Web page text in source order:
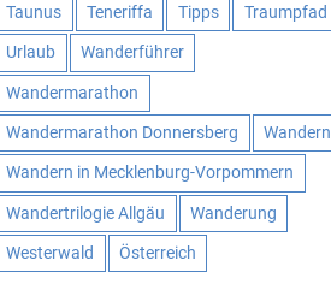
Taunus Teneriffa Tipps Traumpfad
Urlaub Wanderführer
Wandermarathon
Wandermarathon Donnersberg Wandern
Wandern in Mecklenburg-Vorpommern
Wandertrilogie Allgäu Wanderung
Westerwald Österreich